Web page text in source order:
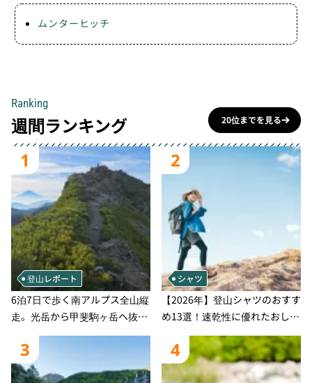
ムンターヒッチ
Ranking
週間ランキング 20位までを見る
1
登山レポート
6泊7日で歩く南アルプス全山縦
走。光岳から甲斐駒ヶ岳へ抜け
る登山の記録
2
シャツ
【2026年】登山シャツのおすす
め13選！速乾性に優れたおしゃ
れなモデルを徹底紹介！
3 4